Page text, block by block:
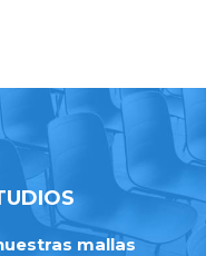
mallas